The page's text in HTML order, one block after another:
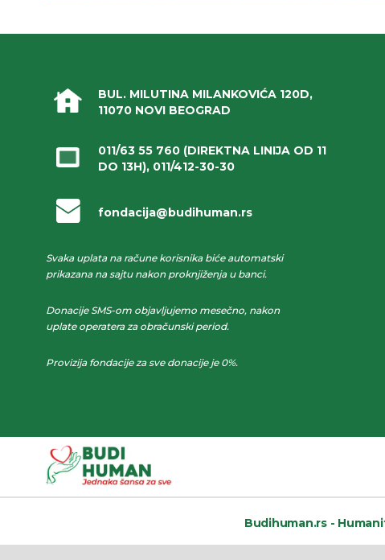
BUL. MILUTINA MILANKOVIĆA 120D,
11070 NOVI BEOGRAD
011/63 55 760 (DIREKTNA LINIJA OD 11
DO 13H), 011/412-30-30
fondacija@budihuman.rs
Svaka uplata na račune korisnika biće automatski
prikazana na sajtu nakon proknjiženja u banci.
Donacije SMS-om objavljujemo mesečno, nakon
uplate operatera za obračunski period.
Provizija fondacije za sve donacije je 0%.
Budihuman.rs -